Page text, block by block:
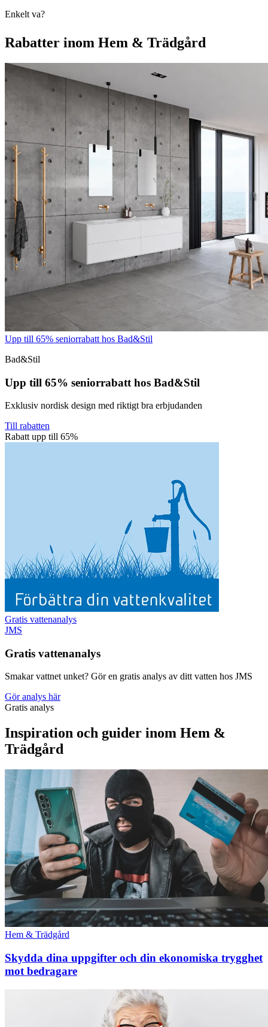
Enkelt va?
Rabatter inom Hem & Trädgård
Upp till 65% seniorrabatt hos Bad&Stil
Bad&Stil
Upp till 65% seniorrabatt hos Bad&Stil
Exklusiv nordisk design med riktigt bra erbjudanden
Till rabatten
Rabatt upp till 65%
Gratis vattenanalys
JMS
Gratis vattenanalys
Smakar vattnet unket? Gör en gratis analys av ditt vatten hos JMS
Gör analys här
Gratis analys
Inspiration och guider inom Hem &
Trädgård
Hem & Trädgård
Skydda dina uppgifter och din ekonomiska trygghet
mot bedragare